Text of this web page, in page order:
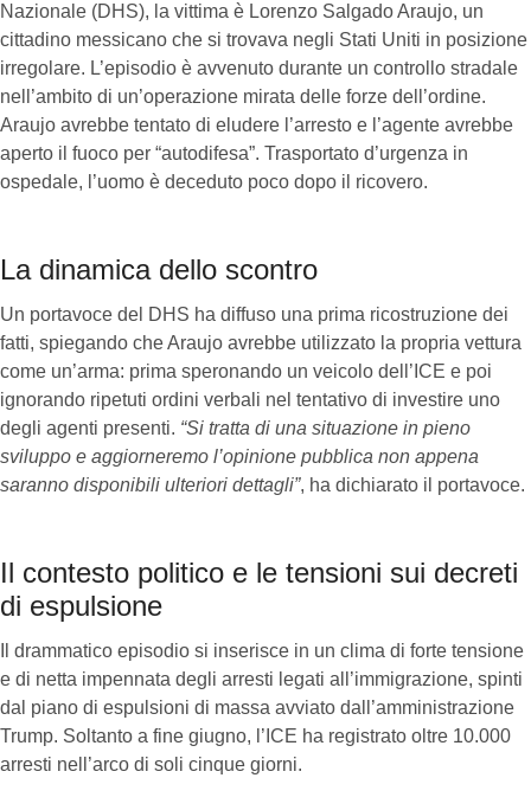
Nazionale (DHS), la vittima è Lorenzo Salgado Araujo, un
cittadino messicano che si trovava negli Stati Uniti in posizione
irregolare. L’episodio è avvenuto durante un controllo stradale
nell’ambito di un’operazione mirata delle forze dell’ordine.
Araujo avrebbe tentato di eludere l’arresto e l’agente avrebbe
aperto il fuoco per “autodifesa”. Trasportato d’urgenza in
ospedale, l’uomo è deceduto poco dopo il ricovero.
La dinamica dello scontro
Un portavoce del DHS ha diffuso una prima ricostruzione dei
fatti, spiegando che Araujo avrebbe utilizzato la propria vettura
come un’arma: prima speronando un veicolo dell’ICE e poi
ignorando ripetuti ordini verbali nel tentativo di investire uno
degli agenti presenti. “Si tratta di una situazione in pieno
sviluppo e aggiorneremo l’opinione pubblica non appena
saranno disponibili ulteriori dettagli”, ha dichiarato il portavoce.
Il contesto politico e le tensioni sui decreti
di espulsione
Il drammatico episodio si inserisce in un clima di forte tensione
e di netta impennata degli arresti legati all’immigrazione, spinti
dal piano di espulsioni di massa avviato dall’amministrazione
Trump. Soltanto a fine giugno, l’ICE ha registrato oltre 10.000
arresti nell’arco di soli cinque giorni.